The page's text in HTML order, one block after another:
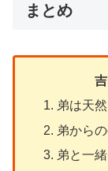
まとめ
弟は天然
弟から
弟と一